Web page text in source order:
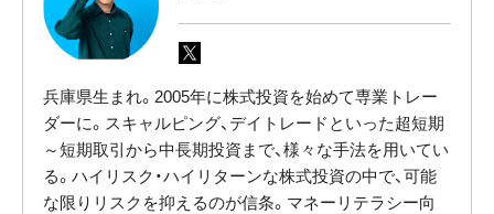
兵庫県生まれ。2005年に株式投資を始めて専業トレー
ダーに。スキャルピング、デイトレードといった超短期
～短期取引から中長期投資まで、様々な手法を用いてい
る。ハイリスク・ハイリターンな株式投資の中で、可能
な限りリスクを抑えるのが信条。マネーリテラシー向